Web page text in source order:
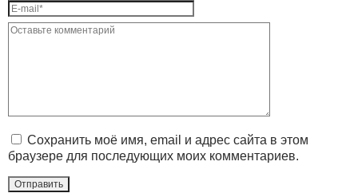
Сохранить моё имя, email и адрес сайта в этом
браузере для последующих моих комментариев.